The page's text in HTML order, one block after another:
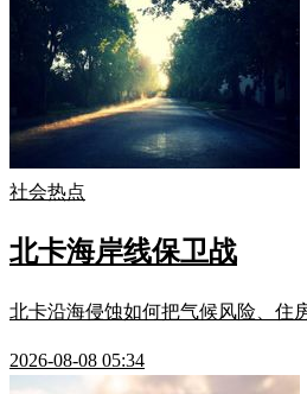
社会热点
北卡海岸线保卫战
北卡沿海侵蚀如何把气候风险、住
2026-08-08 05:34